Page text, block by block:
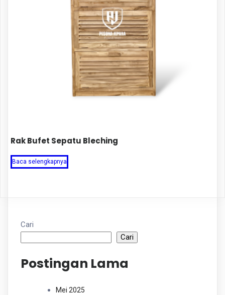
Rak Bufet Sepatu Bleching
Baca selengkapnya
Cari
Cari
Postingan Lama
Mei 2025